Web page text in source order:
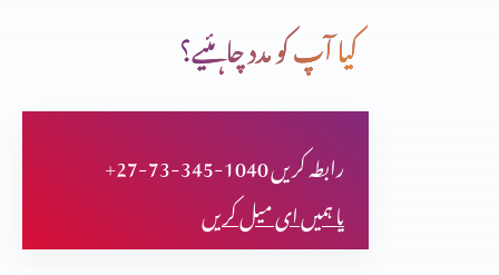
مسرف بیٹے
دھوپ کی دیوار
کیا آپ کو مدد چاہئیے؟
+27-73-345-1040 رابطہ کریں
یا ہمیں ای میل کریں